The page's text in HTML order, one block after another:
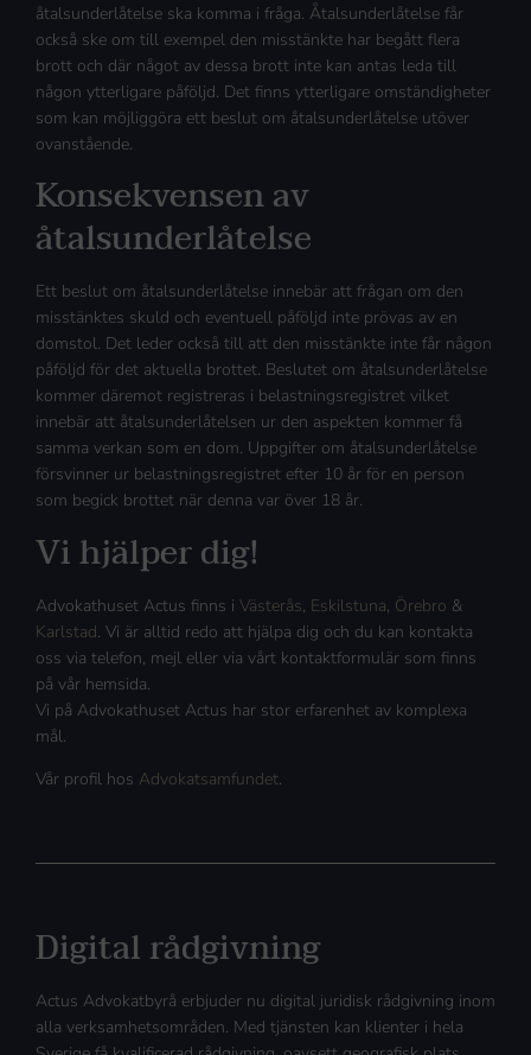
åtalsunderlåtelse ska komma i fråga. Åtalsunderlåtelse får
också ske om till exempel den misstänkte har begått flera
brott och där något av dessa brott inte kan antas leda till
någon ytterligare påföljd. Det finns ytterligare omständigheter
som kan möjliggöra ett beslut om åtalsunderlåtelse utöver
ovanstående.
Konsekvensen av
åtalsunderlåtelse
Ett beslut om åtalsunderlåtelse innebär att frågan om den
misstänktes skuld och eventuell påföljd inte prövas av en
domstol. Det leder också till att den misstänkte inte får någon
påföljd för det aktuella brottet. Beslutet om åtalsunderlåtelse
kommer däremot registreras i belastningsregistret vilket
innebär att åtalsunderlåtelsen ur den aspekten kommer få
samma verkan som en dom. Uppgifter om åtalsunderlåtelse
försvinner ur belastningsregistret efter 10 år för en person
som begick brottet när denna var över 18 år.
Vi hjälper dig!
Advokathuset Actus finns i Västerås, Eskilstuna, Örebro &
Karlstad. Vi är alltid redo att hjälpa dig och du kan kontakta
oss via telefon, mejl eller via vårt kontaktformulär som finns
på vår hemsida.
Vi på Advokathuset Actus har stor erfarenhet av komplexa
mål.
Vår profil hos Advokatsamfundet.
Digital rådgivning
Actus Advokatbyrå erbjuder nu digital juridisk rådgivning inom
alla verksamhetsområden. Med tjänsten kan klienter i hela